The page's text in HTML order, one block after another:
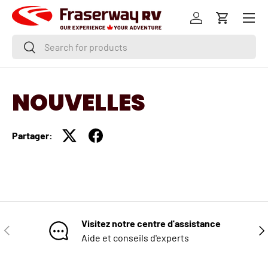
ALLER AU CONTENU
Recherche
Rechercher
Se connecter
Panier
Menu
NOUVELLES
Partager:
PRÉCÉDENT
Visitez notre centre d'assistance
Aide et conseils d'experts